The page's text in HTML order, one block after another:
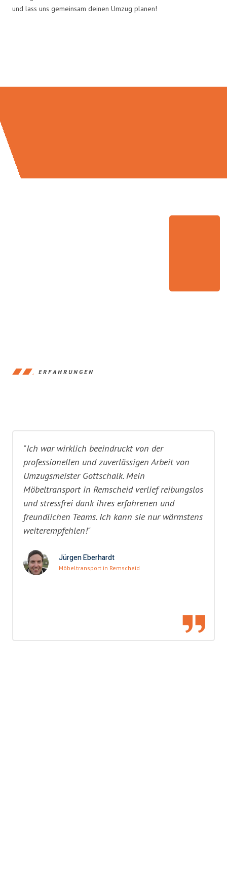
und lass uns gemeinsam deinen Umzug planen!
ERFAHRUNGEN
"Ich war wirklich beeindruckt von der
professionellen und zuverlässigen Arbeit von
Umzugsmeister Gottschalk. Mein
Möbeltransport in Remscheid verlief reibungslos
und stressfrei dank ihres erfahrenen und
freundlichen Teams. Ich kann sie nur wärmstens
weiterempfehlen!"
Jürgen Eberhardt
Möbeltransport in Remscheid